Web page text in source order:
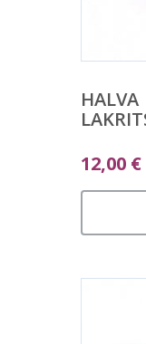
HALVA
12,00 €